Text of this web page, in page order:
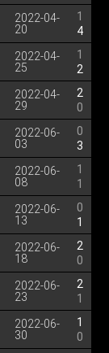
2022-04-
20
1
4
2022-04-
25
1
2
2022-04-
29
2
0
2022-06-
03
0
3
2022-06-
08
1
1
2022-06-
13
0
1
2022-06-
18
2
0
2022-06-
23
2
1
2022-06-
30
1
0